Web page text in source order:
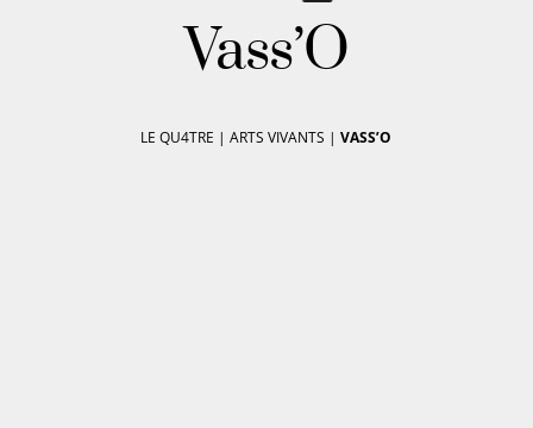
Vass’O
LE QU4TRE |ARTS VIVANTS |VASS’O